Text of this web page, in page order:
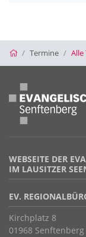
Startseite
Termine Alle
WEBSEITE DER
IM LAUSITZER
EV.
Kirchplatz 8
01968 Senftenberg